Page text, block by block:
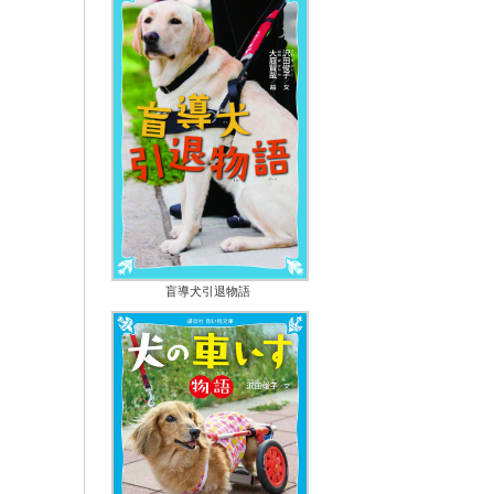
盲導犬引退物語